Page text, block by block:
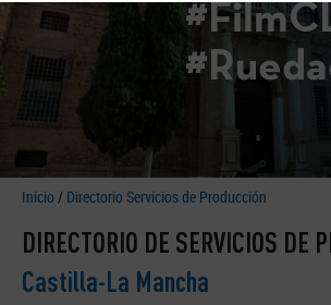
Inicio / Directorio Servicios de Producción
DIRECTORIO DE SERVICIOS DE
Castilla-La Mancha